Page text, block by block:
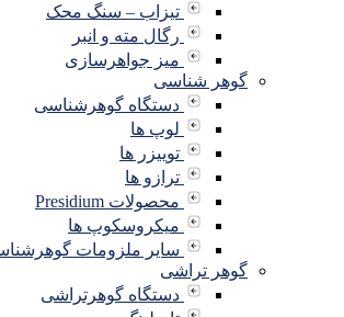
تیزاب – سنگ محک
رگال مته و انبر
میز جواهرسازی
گوهر شناسی
دستگاه گوهرشناسی
لوپ ها
توییزر ها
ترازو ها
محصولات Presidium
میکروسکوپ ها
سایر ملزومات گوهرشناسی
گوهر تراشی
دستگاه گوهرتراشی